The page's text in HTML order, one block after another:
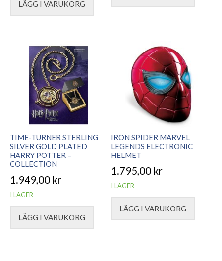
LÄGG I VARUKORG
TIME-TURNER STERLING
SILVER GOLD PLATED
HARRY POTTER –
COLLECTION
1.949,00 kr
I LAGER
LÄGG I VARUKORG
IRON SPIDER MARVEL
LEGENDS ELECTRONIC
HELMET
1.795,00 kr
I LAGER
LÄGG I VARUKORG